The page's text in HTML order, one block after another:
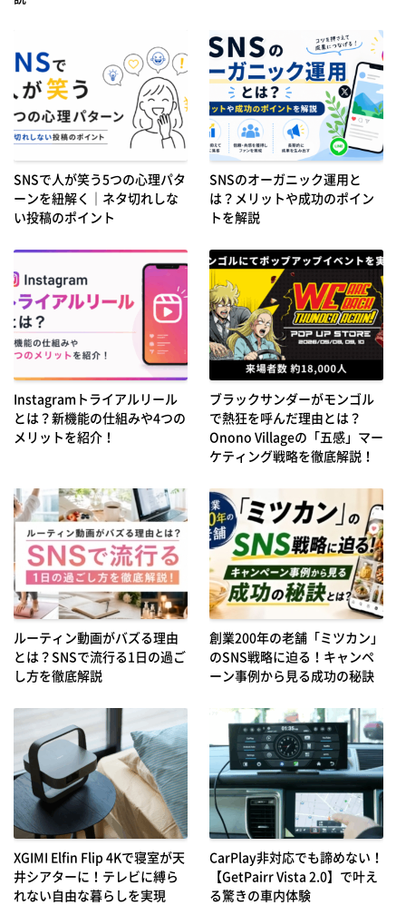
SNSで人が笑う5つの心理パタ
ーンを紐解く｜ネタ切れしな
い投稿のポイント
SNSのオーガニック運用と
は？メリットや成功のポイン
トを解説
Instagramトライアルリール
とは？新機能の仕組みや4つの
メリットを紹介！
ブラックサンダーがモンゴル
で熱狂を呼んだ理由とは？
Onono Villageの「五感」マー
ケティング戦略を徹底解説！
ルーティン動画がバズる理由
とは？SNSで流行る1日の過ご
し方を徹底解説
創業200年の老舗「ミツカン」
のSNS戦略に迫る！キャンペ
ーン事例から見る成功の秘訣
XGIMI Elfin Flip 4Kで寝室が天
井シアターに！テレビに縛ら
れない自由な暮らしを実現
CarPlay非対応でも諦めない！
【GetPairr Vista 2.0】で叶え
る驚きの車内体験